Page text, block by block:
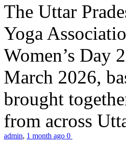
The Uttar
Yoga
Women’s Day
March 2026,
brought
from across
admin, 1 month ago 0